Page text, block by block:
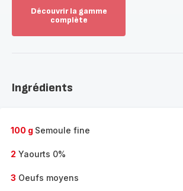
Découvrir la gamme
complète
gamme
Ingrédients
100 g Semoule fine
2 Yaourts 0%
3 Oeufs moyens